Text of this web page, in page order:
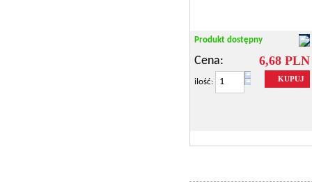
Produkt dostępny
Cena: 6,68 PLN
ilość: KUPUJ